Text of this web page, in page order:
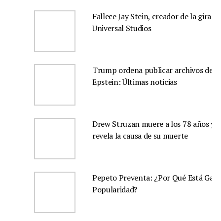
Fallece Jay Stein, creador de la gira de
Universal Studios
Trump ordena publicar archivos de
Epstein: Últimas noticias
Drew Struzan muere a los 78 años y
revela la causa de su muerte
Pepeto Preventa: ¿Por Qué Está
Popularidad?